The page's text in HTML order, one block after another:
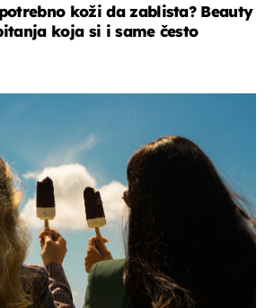
koži da zablista? Beauty
koja si i same često